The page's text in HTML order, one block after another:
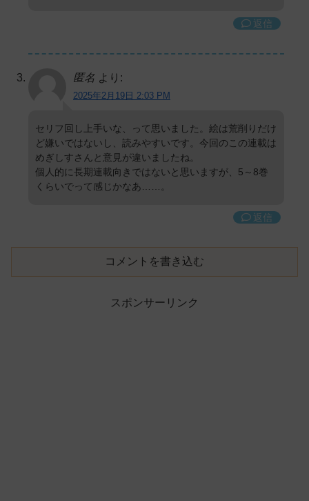
返信
匿名 より:
2025年2月19日 2:03 PM
セリフ回し上手いな、って思いました。絵は荒削りだけ
ど嫌いではないし、読みやすいです。今回のこの連載は
めぎしすさんと意見が違いましたね。
個人的に長期連載向きではないと思いますが、5～8巻
くらいでって感じかなあ……。
返信
コメントを書き込む
スポンサーリンク